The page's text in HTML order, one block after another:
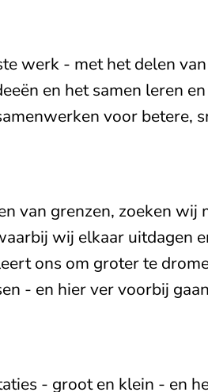
werk - met het delen
en het samen leren
voor betere,
van grenzen, zoeken wij
wij elkaar uitdagen
ons om groter te
- en hier ver voorbij
- groot en klein - en